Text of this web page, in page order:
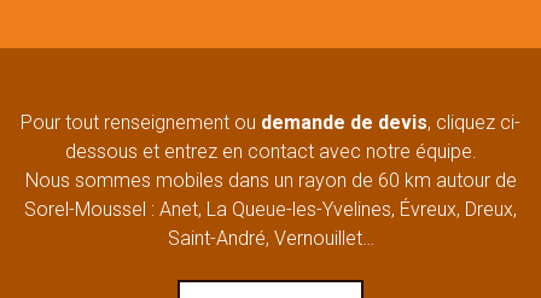
Pour tout renseignement ou demande de devis, cliquez ci-
dessous et entrez en contact avec notre équipe.
Nous sommes mobiles dans un rayon de 60 km autour de
Sorel-Moussel : Anet, La Queue-les-Yvelines, Évreux, Dreux,
Saint-André, Vernouillet…